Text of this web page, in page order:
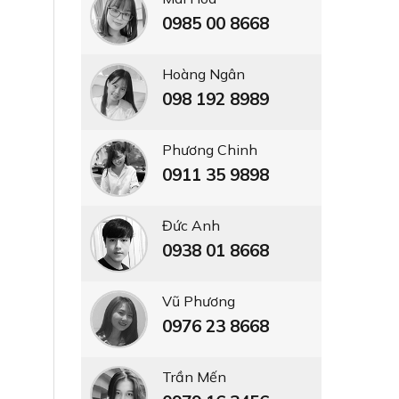
0985 00 8668
Hoàng Ngân
098 192 8989
Phương Chinh
0911 35 9898
Đức Anh
0938 01 8668
Vũ Phương
0976 23 8668
Trần Mến